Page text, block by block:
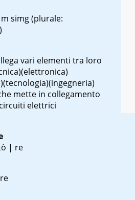
m simg(plurale:
vari elementi tra loro
mette in collegamento
elettrici
| re